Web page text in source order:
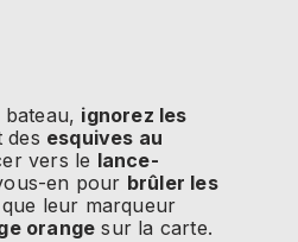
ignorez les
des esquives au
vers le lance-
en pour brûler les
que leur marqueur
orange sur la carte.